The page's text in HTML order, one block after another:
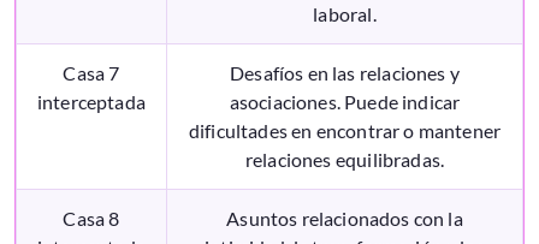
laboral.
Casa 7
interceptada
Desafíos en las relaciones y
asociaciones. Puede indicar
dificultades en encontrar o mantener
relaciones equilibradas.
Casa 8
Asuntos relacionados con la